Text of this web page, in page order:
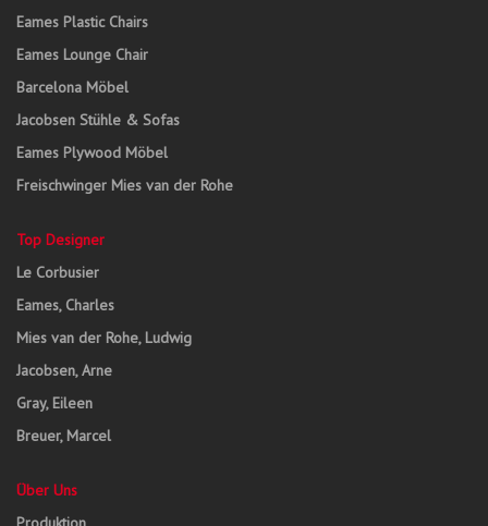
Eames Plastic Chairs
Eames Lounge Chair
Barcelona Möbel
Jacobsen Stühle & Sofas
Eames Plywood Möbel
Freischwinger Mies van der Rohe
Top Designer
Le Corbusier
Eames, Charles
Mies van der Rohe, Ludwig
Jacobsen, Arne
Gray, Eileen
Breuer, Marcel
Über Uns